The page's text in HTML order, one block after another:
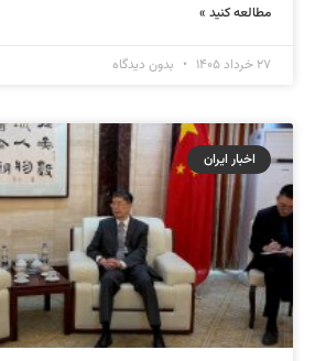
مطالعه کنید »
۲۷ خرداد ۱۴۰۵ بدون دیدگاه
اخبار ایران